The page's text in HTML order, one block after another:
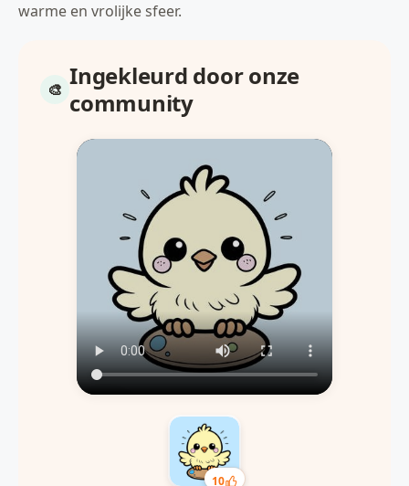
warme en vrolijke sfeer.
Ingekleurd door onze
community
10